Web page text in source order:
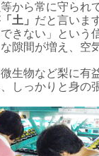
から常に守られ
「土」 だと言いま
きない」とい
隙間が増え、空
生物など梨に
しっかりと身の